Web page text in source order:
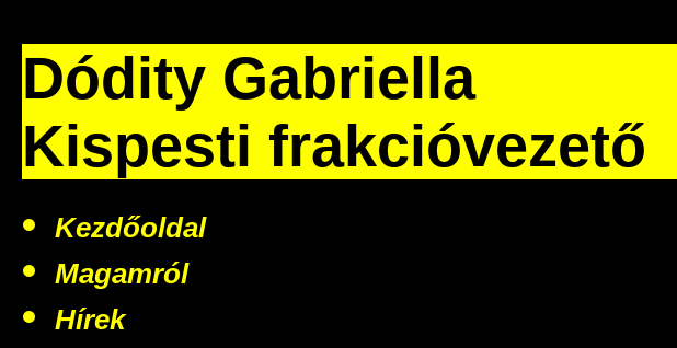
Dódity Gabriella
Kispesti frakcióvezető
Kezdőoldal
Magamról
Hírek